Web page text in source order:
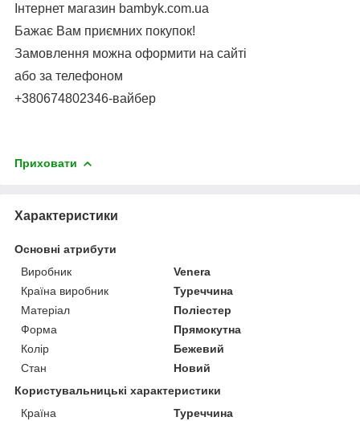
Інтернет магазин bambyk.com.ua
Бажає Вам приємних покупок!
Замовлення можна оформити на сайті
або за телефоном
+380674802346-вайбер
Приховати
Характеристики
Основні атрибути
Виробник
Venera
Країна виробник
Туреччина
Матеріал
Поліестер
Форма
Прямокутна
Колір
Бежевий
Стан
Новий
Користувальницькі характеристики
Країна
Туреччина